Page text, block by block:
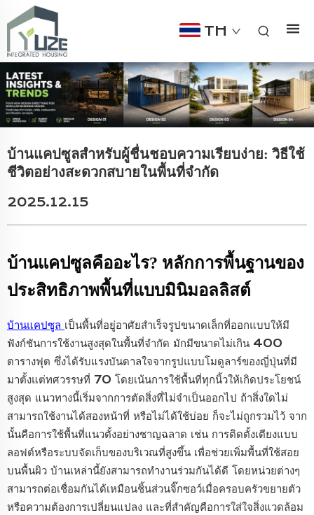
TH
บ้านแคปซูลสำหรับผู้ชื่นชอบความเรียบง่าย: วิธีใช้
ชีวิตอย่างสะดวกสบายในพื้นที่จำกัด
2025.12.15
บ้านแคปซูลคืออะไร? หลักการพื้นฐานของ
ประสิทธิภาพพื้นที่แบบมินิมอลลิสต์
บ้านแคปซูล เป็นพื้นที่อยู่อาศัยสำเร็จรูปขนาดเล็กที่ออกแบบให้มี
ฟังก์ชันการใช้งานสูงสุดในพื้นที่จำกัด มักมีขนาดไม่เกิน 400
ตารางฟุต ซึ่งได้รับแรงบันดาลใจจากรูปแบบโมดูลาร์ของญี่ปุ่นที่มี
มาตั้งแต่ทศวรรษที่ 70 โดยเน้นการใช้พื้นที่ทุกนิ้วให้เกิดประโยชน์
สูงสุด แนวทางนี้เริ่มจากการตัดสิ่งที่ไม่จำเป็นออกไป ถ้าสิ่งใดไม่
สามารถใช้งานได้สองหน้าที่ หรือไม่ได้ใช้บ่อย ก็จะไม่ถูกรวมไว้ จาก
นั้นคือการใช้พื้นที่แนวตั้งอย่างชาญฉลาด เช่น การติดตั้งเตียงแบบ
ลอฟต์หรือระบบจัดเก็บของบริเวณที่สูงขึ้น เพื่อช่วยเพิ่มพื้นที่ใช้สอย
บนพื้นผิว บ้านเหล่านี้ยังสามารถทำงานร่วมกันได้ดี โดยหน่วยต่างๆ
สามารถต่อเชื่อมกันได้เหมือนชิ้นส่วนจิ๊กซอว์เมื่อครอบครัวขยายตัว
หรือความต้องการเปลี่ยนแปลง และที่สำคัญคือการใส่ใจสิ่งแวดล้อม